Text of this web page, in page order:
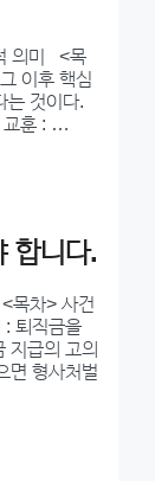
의미 <목
이후 핵심
는 것이다.
교훈 : …
합니다.
목차> 사건
: 퇴직금을
지급의 고의
면 형사처벌